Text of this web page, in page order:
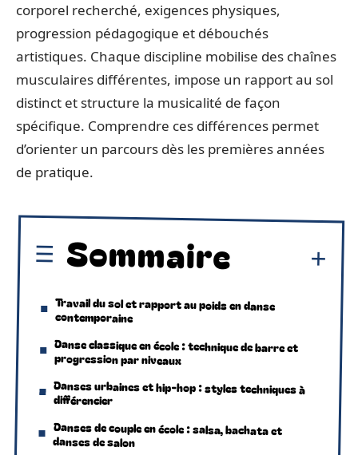
corporel recherché, exigences physiques,
progression pédagogique et débouchés
artistiques. Chaque discipline mobilise des chaînes
musculaires différentes, impose un rapport au sol
distinct et structure la musicalité de façon
spécifique. Comprendre ces différences permet
d’orienter un parcours dès les premières années
de pratique.
Sommaire
Travail du sol et rapport au poids en danse
contemporaine
Danse classique en école : technique de barre et
progression par niveaux
Danses urbaines et hip-hop : styles techniques à
différencier
Danses de couple en école : salsa, bachata et
danses de salon